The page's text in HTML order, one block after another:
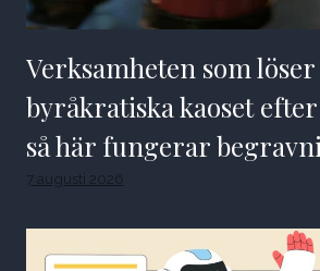
Verksamheten som
byråkratiska kaoset
så här fungerar
7 augusti 2026